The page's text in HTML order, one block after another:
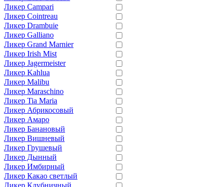
Ликер Campari
Ликер Cointreau
Ликер Drambuie
Ликер Galliano
Ликер Grand Marnier
Ликер Irish Mist
Ликер Jagermeister
Ликер Kahlua
Ликер Malibu
Ликер Maraschino
Ликер Tia Maria
Ликер Абрикосовый
Ликер Амаро
Ликер Банановый
Ликер Вишневый
Ликер Грушевый
Ликер Дынный
Ликер Имбирный
Ликер Какао светлый
Ликер Клубничный